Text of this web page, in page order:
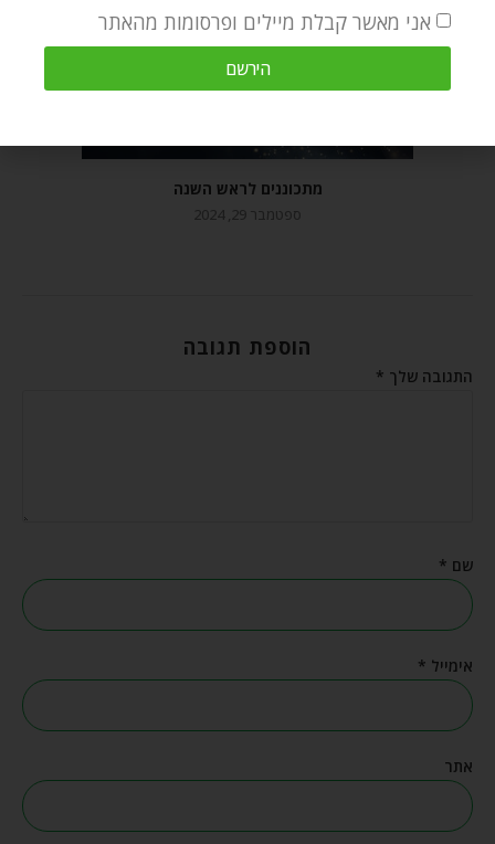
מתכוננים לראש השנה
ספטמבר 29, 2024
הוספת תגובה
התגובה שלך *
שם *
אימייל *
אתר
אני מאשר קבלת מיילים ופרסומות מהאתר
הירשם